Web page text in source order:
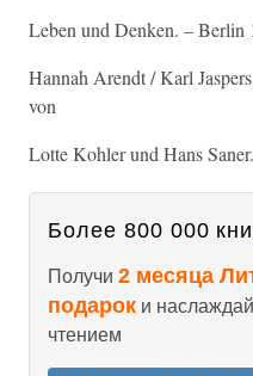
Leben und Denken. – Berlin
Hannah Arendt / Karl
von
Lotte Kohler und Hans
Более 800 000
Получи 2 месяца
подарок и
чтением